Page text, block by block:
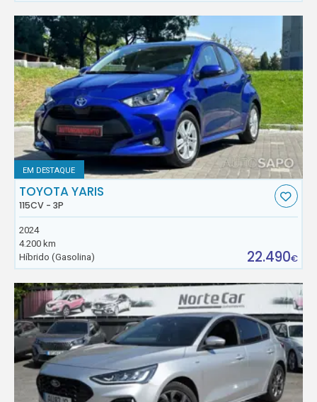
EM DESTAQUE
TOYOTA YARIS
115CV - 3P
2024
4.200 km
Híbrido (Gasolina)
22.490€